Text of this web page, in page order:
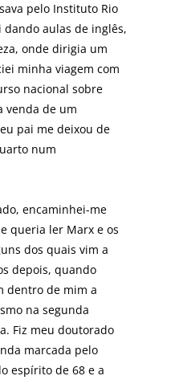
pelo Instituto Rio
dando aulas de inglês,
onde dirigia um
minha viagem com
nacional sobre
venda de um
pai me deixou de
num
encaminhei-me
queria ler Marx e os
dos quais vim a
depois, quando
dentro de mim a
na segunda
Fiz meu doutorado
marcada pelo
espírito de 68 e a